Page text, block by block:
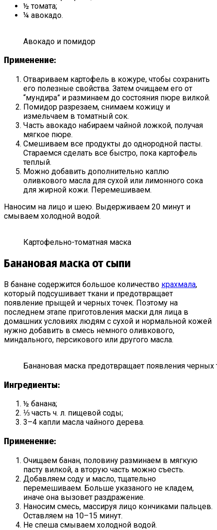
½ томата;
¼ авокадо.
Авокадо и помидор
Применение:
Отвариваем картофель в кожуре, чтобы сохранить
его полезные свойства. Затем очищаем его от
“мундира” и разминаем до состояния пюре вилкой.
Помидор разрезаем, снимаем кожицу и
измельчаем в томатный сок.
Часть авокадо набираем чайной ложкой, получая
мягкое пюре.
Смешиваем все продукты до однородной пасты.
Стараемся сделать все быстро, пока картофель
теплый.
Можно добавить дополнительно каплю
оливкового масла для сухой или лимонного сока
для жирной кожи. Перемешиваем.
Наносим на лицо и шею. Выдерживаем 20 минут и
смываем холодной водой.
Картофельно-томатная маска
Банановая маска от сыпи
В банане содержится большое количество крахмала,
который подсушивает ткани и предотвращает
появление прыщей и черных точек. Поэтому на
последнем этапе приготовления маски для лица в
домашних условиях людям с сухой и нормальной кожей
нужно добавить в смесь немного оливкового,
миндального, персикового или другого масла.
Банановая маска предотвращает появления черных
Ингредиенты:
½ банана;
⅓ часть ч. л. пищевой соды;
3–4 капли масла чайного дерева.
Применение:
Очищаем банан, половину разминаем в мягкую
пасту вилкой, а вторую часть можно съесть.
Добавляем соду и масло, тщательно
перемешиваем. Больше указаного не кладем,
иначе она вызовет раздражение.
Наносим смесь, массируя лицо кончиками пальцев.
Оставляем на 10–15 минут.
Не спеша смываем холодной водой.